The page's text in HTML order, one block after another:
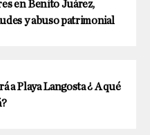
en Benito Juárez,
y abuso patrimonial
a Playa Langosta ¿ A qué